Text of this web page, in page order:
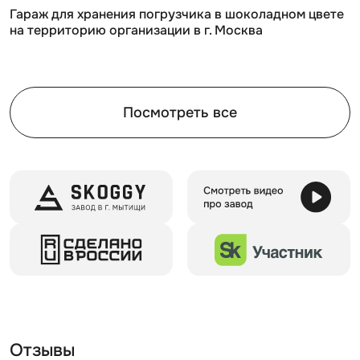
увеличенной шириной:
Гараж для хранения погрузчика в шоколадном цвете
на территорию организации в г. Москва
Посмотреть все
Отзывы